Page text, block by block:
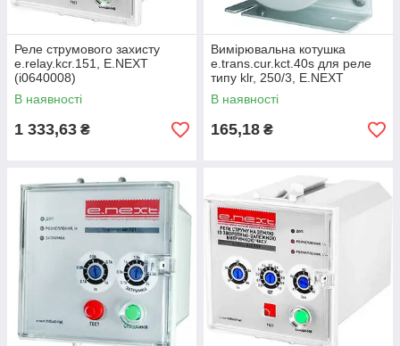
Реле струмового захисту
e.relay.kcr.151, E.NEXT
(i0640008)
В наявності
1 333,63 ₴
Вимірювальна котушка
e.trans.cur.kct.40s для реле
типу klr, 250/3, E.NEXT
(i0640001)
В наявності
165,18 ₴